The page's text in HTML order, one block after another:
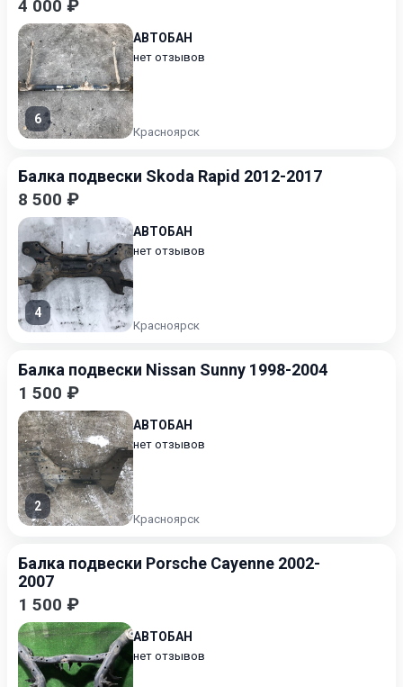
4 000 ₽
6
АВТОБАН
нет отзывов
Красноярск
Балка подвески Skoda Rapid 2012-2017
8 500 ₽
4
АВТОБАН
нет отзывов
Красноярск
Балка подвески Nissan Sunny 1998-2004
1 500 ₽
2
АВТОБАН
нет отзывов
Красноярск
Балка подвески Porsche Cayenne 2002-
2007
1 500 ₽
АВТОБАН
нет отзывов